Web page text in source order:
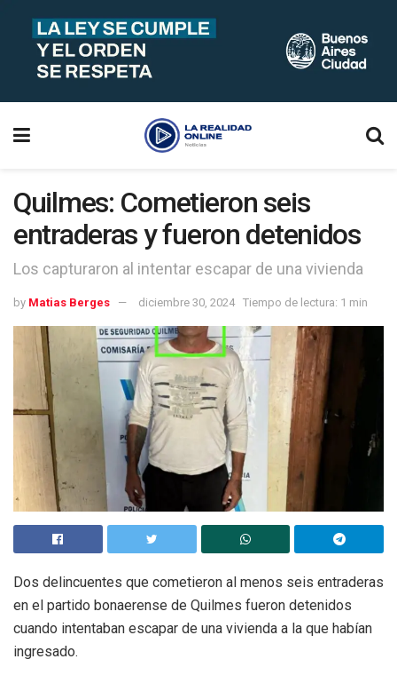
Quilmes: Cometieron seis
entraderas y fueron detenidos
Los capturaron al intentar escapar de una vivienda
by Matias Berges diciembre 30, 2024 Tiempo de lectura: 1 min
Dos delincuentes que cometieron al menos seis entraderas
en el partido bonaerense de Quilmes fueron detenidos
cuando intentaban escapar de una vivienda a la que habían
ingresado.